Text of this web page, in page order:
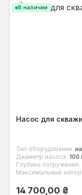
В наличии
Насос для
Тип оборудования:
Диаметр насоса: 100
Глубина погружения:
Максимальный напор:
Обычная цена:
14 700,00 ₴